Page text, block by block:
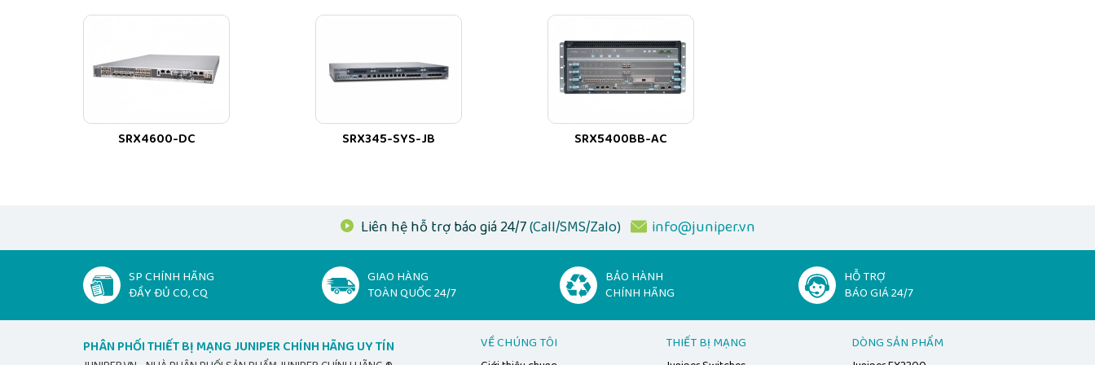
SRX4600-DC SRX345-SYS-JB SRX5400BB-AC
Liên hệ hỗ trợ báo giá 24/7(Call/SMS/Zalo) info@juniper.vn
SP CHÍNH HÃNG
ĐẦY ĐỦ CO, CQ
GIAO HÀNG
TOÀN QUỐC 24/7
BẢO HÀNH
CHÍNH HÃNG
HỖ TRỢ
BÁO GIÁ 24/7
PHÂN PHỐI THIẾT BỊ MẠNG JUNIPER CHÍNH HÃNG UY TÍN VỀ CHÚNG TÔI THIẾT BỊ MẠNG DÒNG SẢN PHẨM